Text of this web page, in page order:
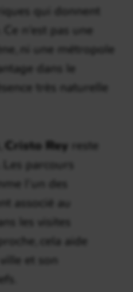
qui donnent
n’est pas une
ni une métropole
dans le
très naturelle
Cristo Rey reste
parcours
l’un des
associé au
les visites
cela aide
et son